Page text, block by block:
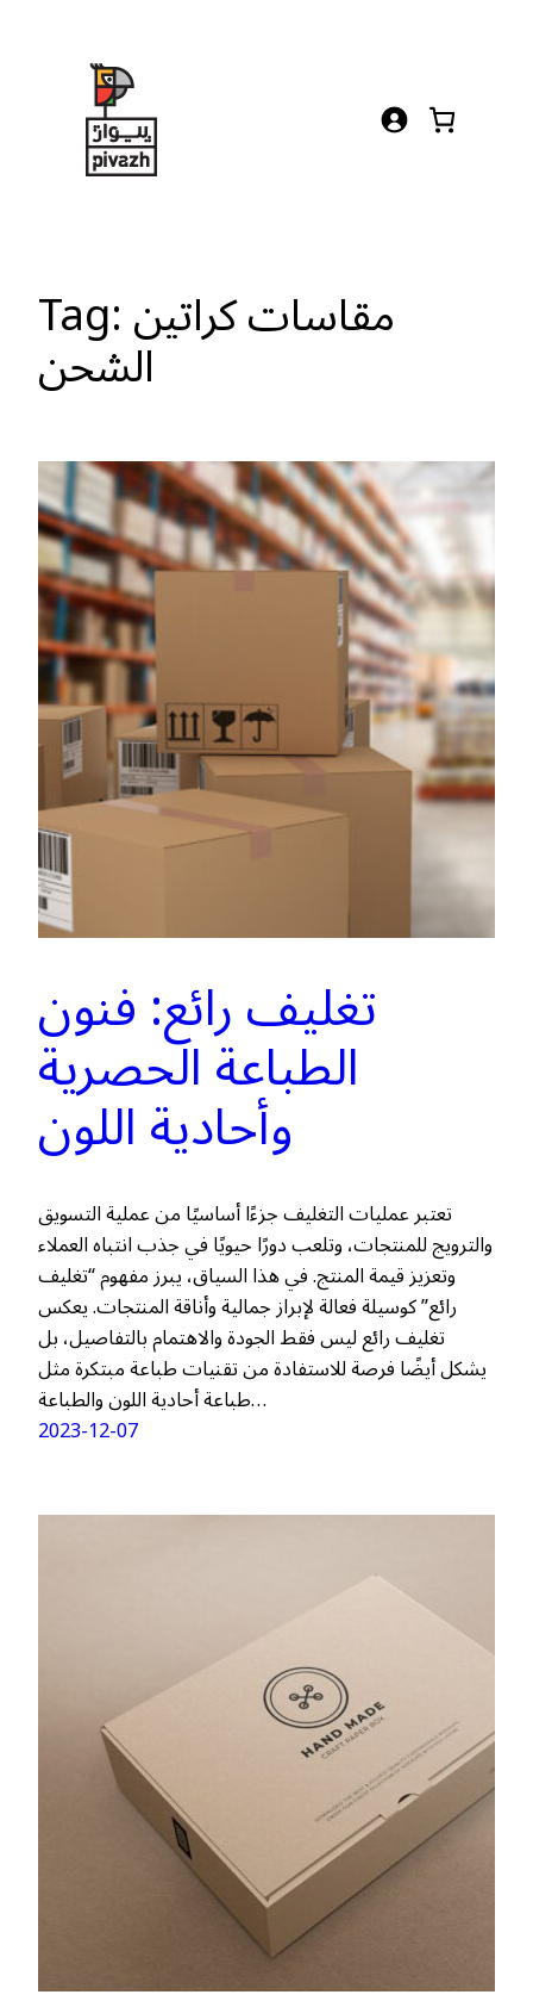
Tag:مقاسات كراتين
الشحن
تغليف رائع: فنون
الطباعة الحصرية
وأحادية اللون
تعتبر عمليات التغليف جزءًا أساسيًا من عملية التسويق
والترويج للمنتجات، وتلعب دورًا حيويًا في جذب انتباه العملاء
وتعزيز قيمة المنتج. في هذا السياق، يبرز مفهوم “تغليف
رائع” كوسيلة فعالة لإبراز جمالية وأناقة المنتجات. يعكس
تغليف رائع ليس فقط الجودة والاهتمام بالتفاصيل، بل
يشكل أيضًا فرصة للاستفادة من تقنيات طباعة مبتكرة مثل
طباعة أحادية اللون والطباعة…
2023-12-07